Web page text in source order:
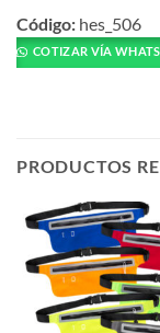
producto
tiene
múltiples
se
elegir
en
página
producto
Código: hes_506
COTIZAR VÍA
PRODUCTOS